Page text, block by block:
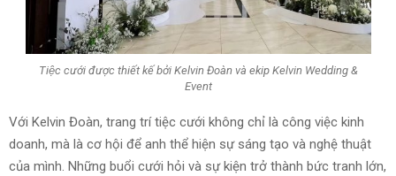
Tiệc cưới được thiết kế bởi Kelvin Đoàn và ekip Kelvin Wedding &
Event
Với Kelvin Đoàn, trang trí tiệc cưới không chỉ là công việc kinh
doanh, mà là cơ hội để anh thể hiện sự sáng tạo và nghệ thuật
của mình. Những buổi cưới hỏi và sự kiện trở thành bức tranh lớn,